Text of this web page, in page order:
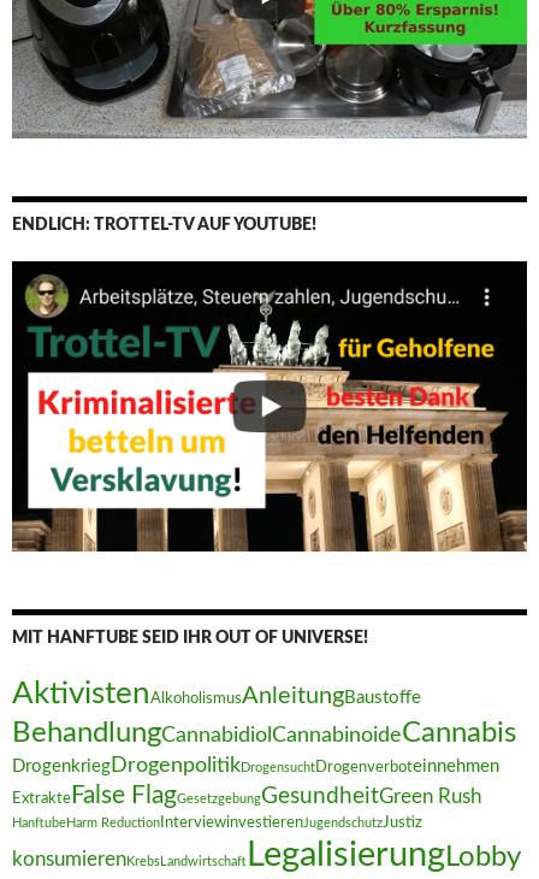
ENDLICH: TROTTEL-TV AUF YOUTUBE!
MIT HANFTUBE SEID IHR OUT OF UNIVERSE!
AktivistenAlkoholismusAnleitungBaustoffe
BehandlungCannabidiol CannabinoideCannabis
Drogenkrieg DrogenpolitikDrogensuchtDrogenverboteinnehmen
Extrakte False FlagGesetzgebungGesundheitGreen Rush
HanftubeHarm Reduction InterviewinvestierenJugendschutzJustiz
konsumierenKrebs Landwirtschaft LegalisierungLobby